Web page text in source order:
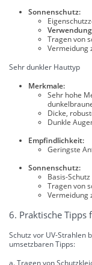
Sonnenschutz:
Tragen von
Vermeidung
Sehr dunkler Hauttyp
Merkmale:
Sehr hohe
Dicke,
Dunkle
Empfindlichkeit:
Geringste
Sonnenschutz:
Basis-
Tragen von
Vermeidung
6. Praktische Tipps
Schutz vor UV-Strahlen
umsetzbaren Tipps: